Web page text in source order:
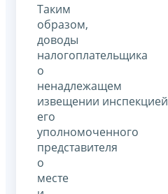
Таким
образом,
доводы
налогоплательщика
о
ненадлежащем
извещении инспекцией
его
уполномоченного
представителя
о
месте